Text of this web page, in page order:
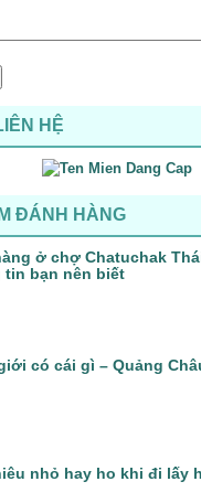
HỆ
ĐÁNH HÀNG
ở chợ Chatuchak
tin bạn nên biết
có cái gì – Quảng
nhỏ hay ho khi đi lấy